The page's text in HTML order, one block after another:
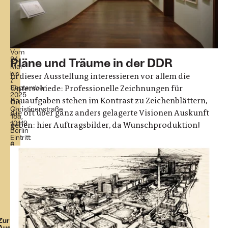
Tchoban
Foundation. Museum
Architekturzeichnung
Vom
24.
Mai
bis
7.
September
2025
Ort:
Christinenstraße
18a,
10119
Berlin
Eintritt:
6
Jahre
frei!
Pläne und Träume in der DDR
In dieser Ausstellung interessieren vor allem die
Unterschiede: Professionelle Zeichnungen für
Bauaufgaben stehen im Kontrast zu Zeichenblättern,
die oft über ganz anders gelagerte Visionen Auskunft
geben: hier Auftragsbilder, da Wunschproduktion!